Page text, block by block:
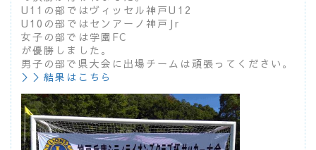
U11の部ではヴィッセル神戸U12
U10の部ではセンアーノ神戸Jr
女子の部では学園FC
が優勝しました。
男子の部で県大会に出場チームは頑張ってください。
＞＞結果はこちら